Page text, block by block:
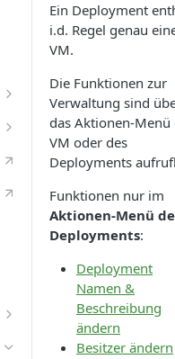
Ein Deployment
i.d. Regel genau
VM.
Die Funktionen zur
Verwaltung sind
das Aktionen-Menü
VM oder des
Deployments
Funktionen nur im
Aktionen-Menü
Deployments:
Deployment
Namen &
Beschreibung
ändern
Besitzer ändern